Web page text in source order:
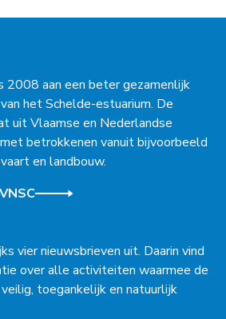
2008 aan een beter gezamenlijk
het Schelde-estuarium. De
uit Vlaamse en Nederlandse
betrokkenen vanuit bijvoorbeeld
en landbouw.
vier nieuwsbrieven uit. Daarin vind
over alle activiteiten waarmee de
toegankelijk en natuurlijk